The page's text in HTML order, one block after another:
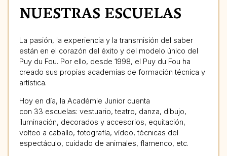
NUESTRAS ESCUELAS
La pasión, la experiencia y la transmisión del saber
están en el corazón del éxito y del modelo único del
Puy du Fou. Por ello, desde 1998, el Puy du Fou ha
creado sus propias academias de formación técnica y
artística.
Hoy en día, la Académie Junior cuenta
con 33 escuelas: vestuario, teatro, danza, dibujo,
iluminación, decorados y accesorios, equitación,
volteo a caballo, fotografía, vídeo, técnicas del
espectáculo, cuidado de animales, flamenco, etc.